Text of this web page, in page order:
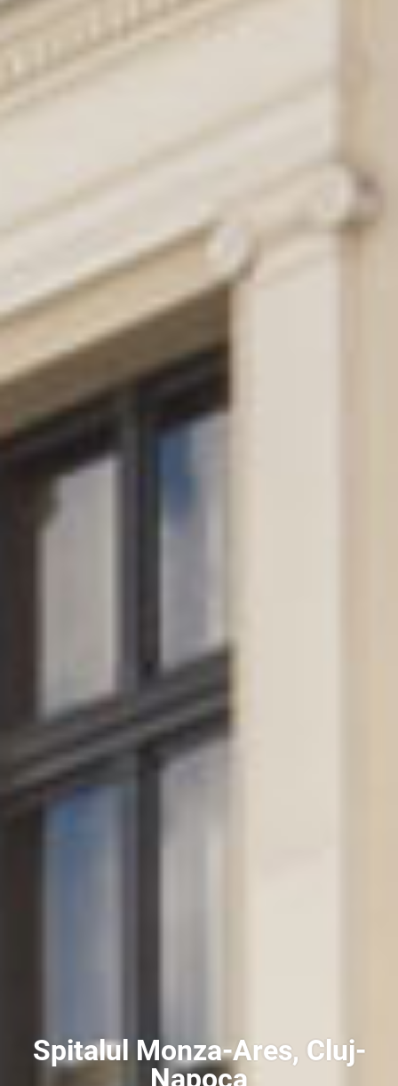
Spitalul Monza-Ares, Cluj-
Napoca